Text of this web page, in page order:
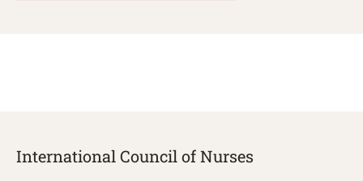
International Council of Nurses